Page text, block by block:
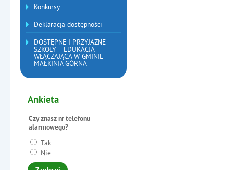
Konkursy
Deklaracja dostępności
DOSTĘPNE I PRZYJAZNE
SZKOŁY – EDUKACJA
WŁĄCZAJĄCA W GMINIE
MAŁKINIA GÓRNA
Ankieta
Czy znasz nr telefonu
alarmowego?
Tak
Nie